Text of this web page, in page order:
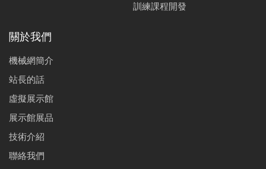
訓練課程開發
關於我們
機械網簡介
站長的話
虛擬展示館
展示館展品
技術介紹
聯絡我們